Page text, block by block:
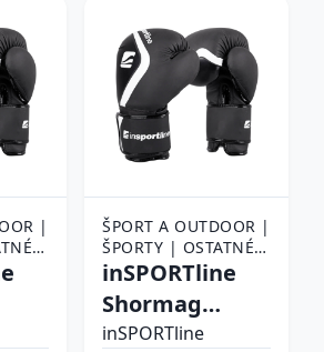
|
ŠPORT A OUTDOOR |
ŠPORTY | OSTATNÉ
ŠPORTY | BOJOVÉ
BOXERSKÉ RUKAVICE
inSPORTline
Shormag
čierna - 6oz
inSPORTline